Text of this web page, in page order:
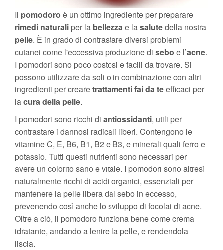
Il pomodoro è un ottimo ingrediente per preparare
rimedi naturali per la bellezzae lasalutedella nostra
pelle. È in grado di contrastare diversi problemi
cutanei come l'eccessiva produzione di sebo e l’acne.
I pomodori sono poco costosi e facili da trovare. Si
possono utilizzare da soli o in combinazione con altri
ingredienti per crearetrattamentifai da teefficaci per
lacuradella pelle.
I pomodori sono ricchi di antiossidanti, utili per
contrastare i dannosi radicali liberi. Contengono le
vitamine C, E, B6, B1, B2 e B3, e minerali quali ferro e
potassio. Tutti questi nutrienti sono necessari per
avere un colorito sano e vitale. I pomodori sono altresì
naturalmente ricchi di acidi organici, essenziali per
mantenere la pelle libera dal sebo in eccesso,
prevenendo così anche lo sviluppo di focolai di acne.
Oltre a ciò, il pomodoro funziona bene come crema
idratante, andando a lenire la pelle, e rendendola
liscia.